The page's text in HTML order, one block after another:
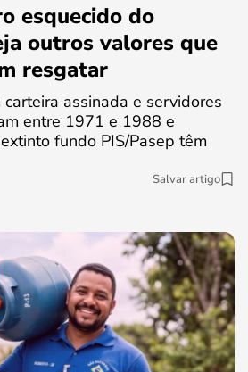
esquecido do
outros valores que
resgatar
assinada e servidores
entre 1971 e 1988 e
fundo PIS/Pasep têm
Salvar artigo